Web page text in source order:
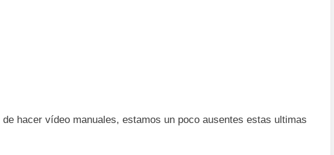
hacer vídeo manuales, estamos un poco ausentes estas ultimas